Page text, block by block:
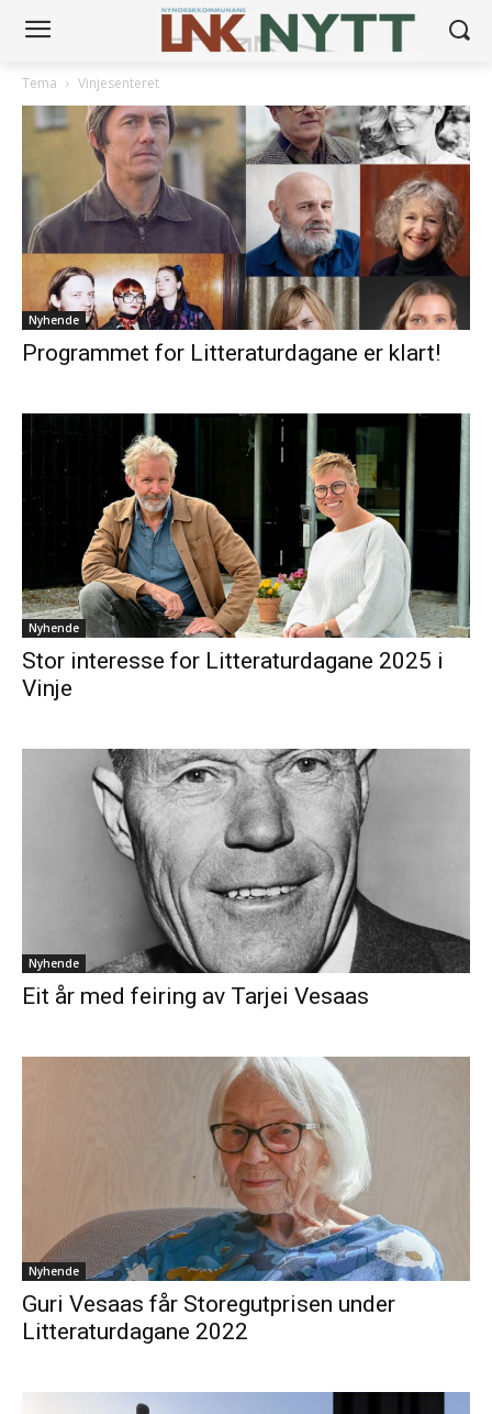
Tema Vinjesenteret
Nyhende
Programmet for Litteraturdagane er klart!
Nyhende
Stor interesse for Litteraturdagane 2025 i
Vinje
Nyhende
Eit år med feiring av Tarjei Vesaas
Nyhende
Guri Vesaas får Storegutprisen under
Litteraturdagane 2022